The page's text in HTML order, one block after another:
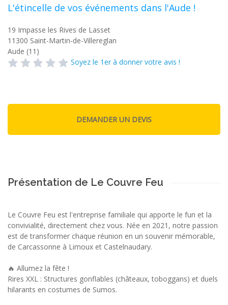
L'étincelle de vos événements dans l'Aude !
19 Impasse les Rives de Lasset
11300 Saint-Martin-de-Villereglan
Aude (11)
Soyez le 1er à donner votre avis !
Présentation de Le Couvre Feu
Le Couvre Feu est l'entreprise familiale qui apporte le fun et la
convivialité, directement chez vous. Née en 2021, notre passion
est de transformer chaque réunion en un souvenir mémorable,
de Carcassonne à Limoux et Castelnaudary.
🔥 Allumez la fête !
Rires XXL : Structures gonflables (châteaux, toboggans) et duels
hilarants en costumes de Sumos.